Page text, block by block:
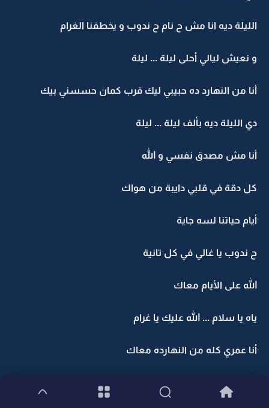
الليلة ديه انا مش ح نام ح ندوب و يخطفنا الغرام
و نعيش ليالي أحلى ليلة ... ليلة
أنا من النهارد ده حبيبي ليك قرب كمان حسسني بيك
دي الليلة ديه بألف ليلة ... ليلة
أنا مش مصدق نفسي و الله
كل دقة في قلبي دايبة من هواك
أيام حياتنا لسه جاية
ح ندوب يا غالي في كل تانية
الله على الأيام معاك
ياه يا سلام ... الله عليك يا غرام
أنا عمري كله من النهارده معاك